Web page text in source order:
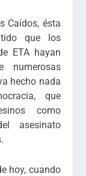
Caídos, ésta
que los
ETA hayan
hecho nada
que
como
asesinato
hoy, cuando